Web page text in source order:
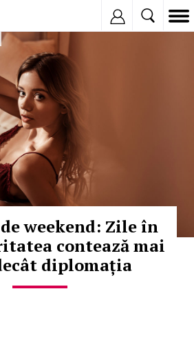
weekend: Zile în
contează mai
diplomația